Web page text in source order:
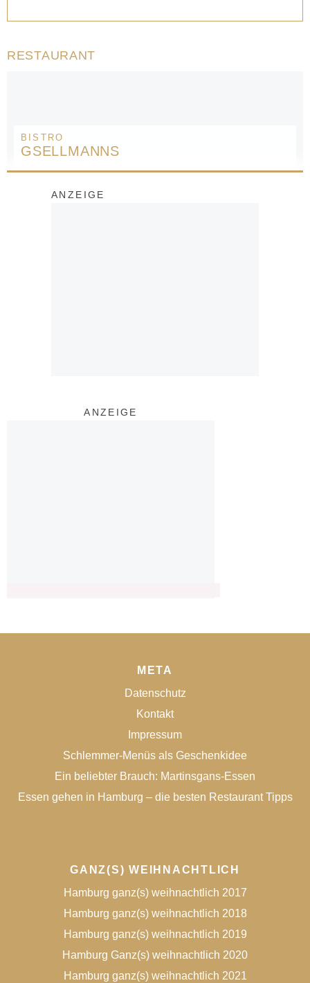
RESTAURANT
BISTRO
GSELLMANNS
ANZEIGE
ANZEIGE
META
Datenschutz
Kontakt
Impressum
Schlemmer-Menüs als Geschenkidee
Ein beliebter Brauch: Martinsgans-Essen
Essen gehen in Hamburg – die besten Restaurant Tipps
GANZ(S) WEIHNACHTLICH
Hamburg ganz(s) weihnachtlich 2017
Hamburg ganz(s) weihnachtlich 2018
Hamburg ganz(s) weihnachtlich 2019
Hamburg Ganz(s) weihnachtlich 2020
Hamburg ganz(s) weihnachtlich 2021